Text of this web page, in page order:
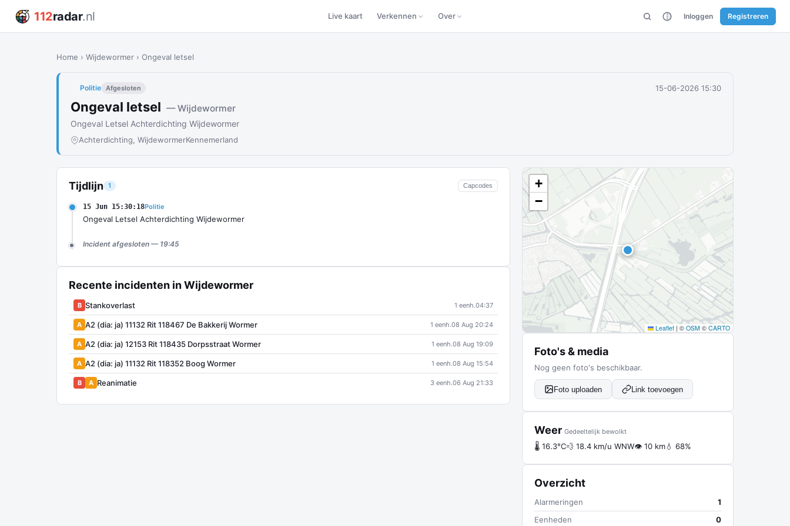
112radar.nl Live kaart Verkennen Over Inloggen Registreren
Home › Wijdewormer › Ongeval letsel
Politie Afgesloten 15-06-2026 15:30
Ongeval letsel — Wijdewormer
Ongeval Letsel Achterdichting Wijdewormer
Achterdichting, WijdewormerKennemerland
Tijdlijn 1 Capcodes
15 Jun 15:30:18Politie
Ongeval Letsel Achterdichting Wijdewormer
Incident afgesloten — 19:45
Recente incidenten in Wijdewormer
B Stankoverlast 1 eenh.04:37
A A2 (dia: ja) 11132 Rit 118467 De Bakkerij Wormer 1 eenh.08 Aug 20:24
A A2 (dia: ja) 12153 Rit 118435 Dorpsstraat Wormer 1 eenh.08 Aug 19:09
A A2 (dia: ja) 11132 Rit 118352 Boog Wormer 1 eenh.08 Aug 15:54
B A Reanimatie 3 eenh.06 Aug 21:33
+
−
Leaflet | © OSM © CARTO
Foto's & media
Nog geen foto's beschikbaar.
Foto uploaden Link toevoegen
Weer Gedeeltelijk bewolkt
🌡 16.3°C💨 18.4 km/u WNW👁 10 km💧 68%
Overzicht
Alarmeringen
1
Eenheden
0